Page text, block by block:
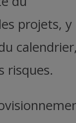
projets, y
risques.